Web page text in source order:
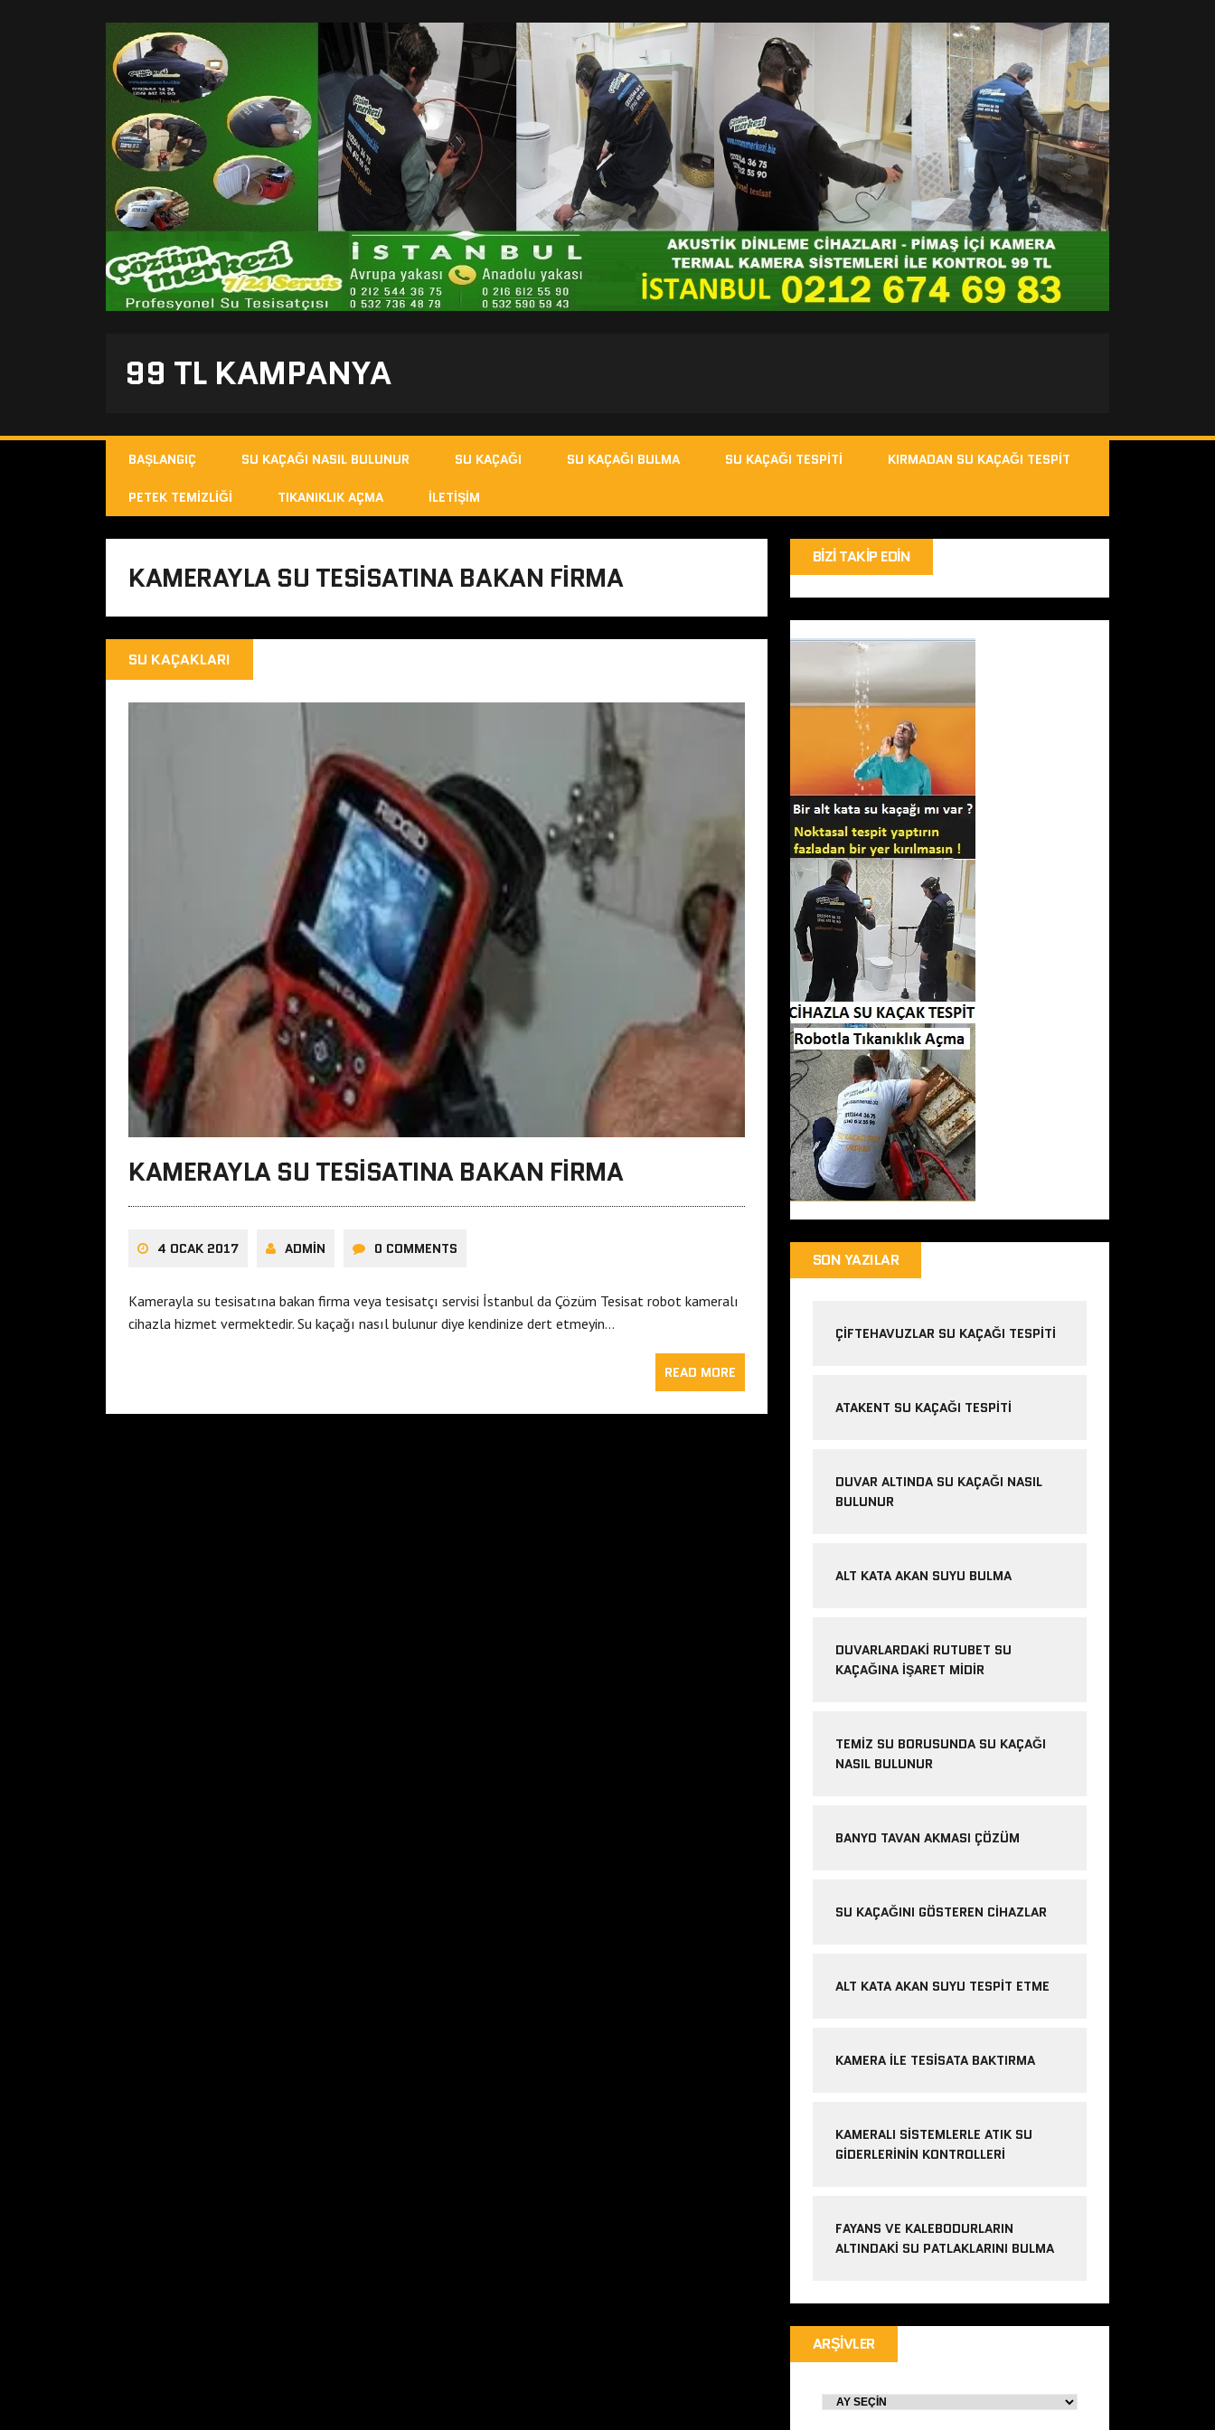
99 TL KAMPANYA
BAŞLANGIÇ SU KAÇAĞI NASIL BULUNUR SU KAÇAĞI SU KAÇAĞI BULMA SU KAÇAĞI TESPITI KIRMADAN SU KAÇAĞI TESPIT
PETEK TEMIZLIĞI TIKANIKLIK AÇMA İLETIŞIM
KAMERAYLA SU TESISATINA BAKAN FIRMA
SU KAÇAKLARI
KAMERAYLA SU TESISATINA BAKAN FIRMA
4 OCAK 2017 ADMIN 0 COMMENTS
Kamerayla su tesisatına bakan firma veya tesisatçı servisi İstanbul da Çözüm Tesisat robot kameralı
cihazla hizmet vermektedir. Su kaçağı nasıl bulunur diye kendinize dert etmeyin…
READ MORE
BIZI TAKIP EDIN
SON YAZILAR
ÇIFTEHAVUZLAR SU KAÇAĞI TESPITI
ATAKENT SU KAÇAĞI TESPITI
DUVAR ALTINDA SU KAÇAĞI NASIL
BULUNUR
ALT KATA AKAN SUYU BULMA
DUVARLARDAKI RUTUBET SU
KAÇAĞINA İŞARET MIDIR
TEMIZ SU BORUSUNDA SU KAÇAĞI
NASIL BULUNUR
BANYO TAVAN AKMASI ÇÖZÜM
SU KAÇAĞINI GÖSTEREN CIHAZLAR
ALT KATA AKAN SUYU TESPIT ETME
KAMERA ILE TESISATA BAKTIRMA
KAMERALI SISTEMLERLE ATIK SU
GIDERLERININ KONTROLLERI
FAYANS VE KALEBODURLARIN
ALTINDAKI SU PATLAKLARINI BULMA
ARŞIVLER